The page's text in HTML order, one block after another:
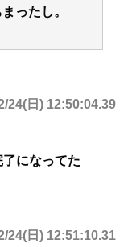
ったし。
24(日) 12:50:04.39
になってた
24(日) 12:51:10.31